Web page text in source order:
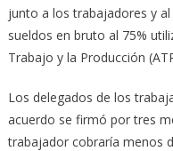
junto a los trabajadores y
sueldos en bruto al 75%
Trabajo y la Producción
Los delegados de los
acuerdo se firmó por tres
trabajador cobraría menos